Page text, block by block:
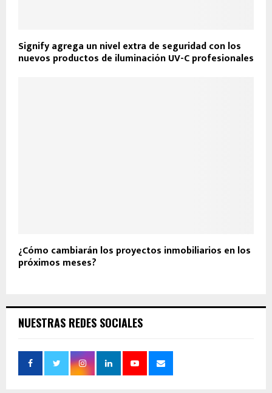
Signify agrega un nivel extra de seguridad con los
nuevos productos de iluminación UV-C profesionales
¿Cómo cambiarán los proyectos inmobiliarios en los
próximos meses?
NUESTRAS REDES SOCIALES